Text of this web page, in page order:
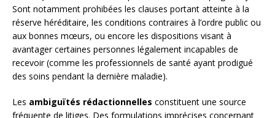
Sont notamment prohibées les clauses portant atteinte à la
réserve héréditaire, les conditions contraires à l’ordre public ou
aux bonnes mœurs, ou encore les dispositions visant à
avantager certaines personnes légalement incapables de
recevoir (comme les professionnels de santé ayant prodigué
des soins pendant la dernière maladie).
Les ambiguïtés rédactionnelles constituent une source
fréquente de litiges. Des formulations imprécises concernant